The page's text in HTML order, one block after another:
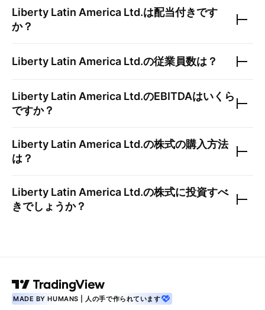
Liberty Latin America Ltd.は配当付きです
か？
Liberty Latin America Ltd.の従業員数は？
Liberty Latin America Ltd.のEBITDAはいくら
ですか？
Liberty Latin America Ltd.の株式の購入方法
は？
Liberty Latin America Ltd.の株式に投資すべ
きでしょうか？
MADE BY HUMANS | 人の手で作られています